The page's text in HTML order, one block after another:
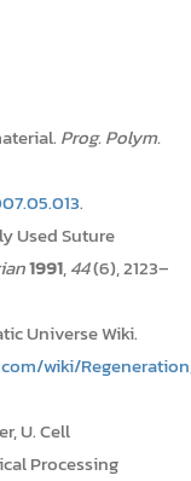
Prog. Polym.
.
Used Suture
1991,44(6), 2123–
Universe Wiki.
wiki/
U. Cell
Processing